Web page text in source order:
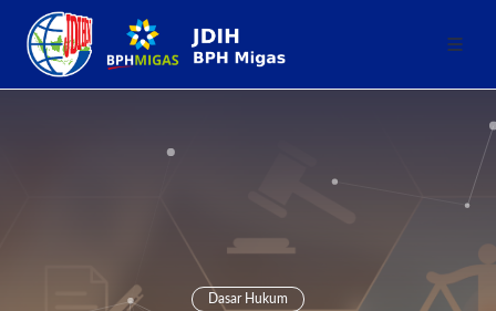
Dasar Hukum